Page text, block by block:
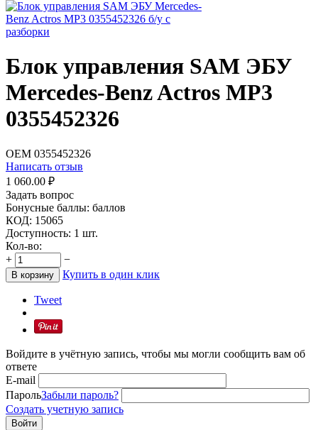
Блок управления SAM ЭБУ
Mercedes-Benz Actros MP3
0355452326
OEM 0355452326
Написать отзыв
1 060.00 ₽
Задать вопрос
Бонусные баллы: баллов
КОД: 15065
Доступность: 1 шт.
Кол-во:
+
−
В корзину Купить в один клик
Tweet
Войдите в учётную запись, чтобы мы могли сообщить вам об
ответе
E-mail
ПарольЗабыли пароль?
Создать учетную запись
Войти